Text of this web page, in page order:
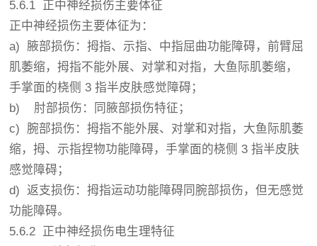
5.6.1 正中神经损伤主要体征
正中神经损伤主要体征为：
a) 腋部损伤：拇指、示指、中指屈曲功能障碍，前臂屈
肌萎缩，拇指不能外展、对掌和对指，大鱼际肌萎缩，
手掌面的桡侧 3 指半皮肤感觉障碍；
b) 肘部损伤：同腋部损伤特征；
c) 腕部损伤：拇指不能外展、对掌和对指，大鱼际肌萎
缩，拇、示指捏物功能障碍，手掌面的桡侧 3 指半皮肤
感觉障碍；
d) 返支损伤：拇指运动功能障碍同腕部损伤，但无感觉
功能障碍。
5.6.2 正中神经损伤电生理特征